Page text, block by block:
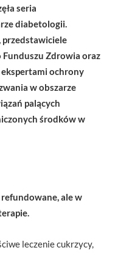
seria
diabetologii.
przedstawiciele
Zdrowia oraz
ochrony
w obszarze
palących
środków w
ale w
leczenie cukrzycy,